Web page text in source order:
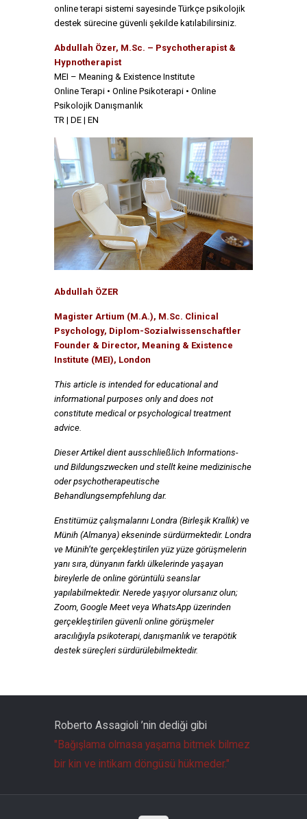
online terapi sistemi sayesinde Türkçe psikolojik
destek sürecine güvenli şekilde katılabilirsiniz.
Abdullah Özer, M.Sc. – Psychotherapist &
Hypnotherapist
MEI – Meaning & Existence Institute
Online Terapi • Online Psikoterapi • Online
Psikolojik Danışmanlık
TR | DE | EN
Abdullah ÖZER
Magister Artium (M.A.), M.Sc. Clinical
Psychology, Diplom-Sozialwissenschaftler
Founder & Director, Meaning & Existence
Institute (MEI), London
This article is intended for educational and
informational purposes only and does not
constitute medical or psychological treatment
advice.
Dieser Artikel dient ausschließlich Informations-
und Bildungszwecken und stellt keine medizinische
oder psychotherapeutische
Behandlungsempfehlung dar.
Enstitümüz çalışmalarını Londra (Birleşik Krallık) ve
Münih (Almanya) ekseninde sürdürmektedir. Londra
ve Münih’te gerçekleştirilen yüz yüze görüşmelerin
yanı sıra, dünyanın farklı ülkelerinde yaşayan
bireylerle de online görüntülü seanslar
yapılabilmektedir. Nerede yaşıyor olursanız olun;
Zoom, Google Meet veya WhatsApp üzerinden
gerçekleştirilen güvenli online görüşmeler
aracılığıyla psikoterapi, danışmanlık ve terapötik
destek süreçleri sürdürülebilmektedir.
Roberto Assagioli ’nin dediği gibi
"Bağışlama olmasa yaşama bitmek bilmez
bir kin ve intikam döngüsü hükmeder."